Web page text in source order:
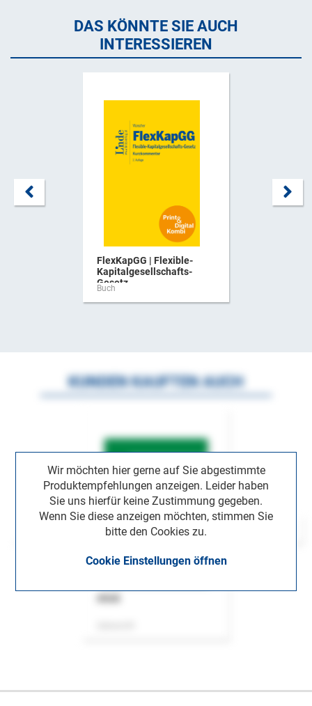
DAS KÖNNTE SIE AUCH
INTERESSIEREN
FlexKapGG | Flexible-
Kapitalgesellschafts-
Gesetz ...
Buch
Wir möchten hier gerne auf Sie abgestimmte
Produktempfehlungen anzeigen. Leider haben
Sie uns hierfür keine Zustimmung gegeben.
Wenn Sie diese anzeigen möchten, stimmen Sie
bitte den Cookies zu.
Cookie Einstellungen öffnen
KUNDEN KAUFTEN AUCH